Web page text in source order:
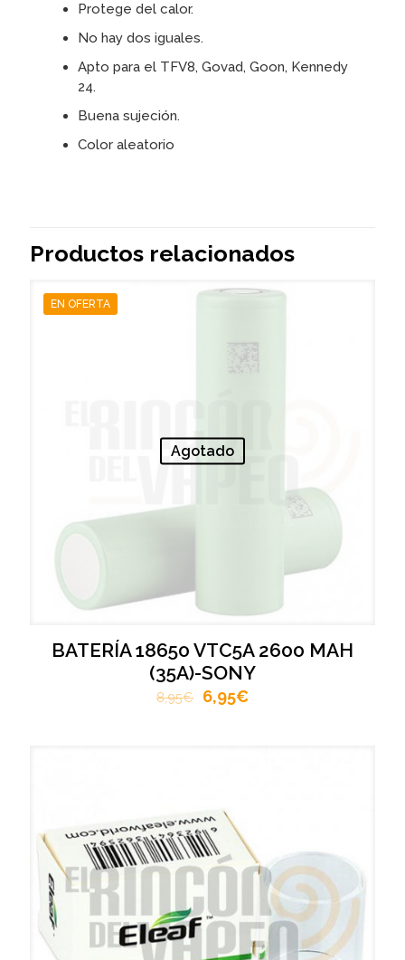
Protege del calor.
No hay dos iguales.
Apto para el TFV8, Govad, Goon, Kennedy
24.
Buena sujeción.
Color aleatorio
Productos relacionados
EN OFERTA
Agotado
BATERÍA 18650 VTC5A 2600 MAH
(35A)-SONY
8,95€ 6,95€